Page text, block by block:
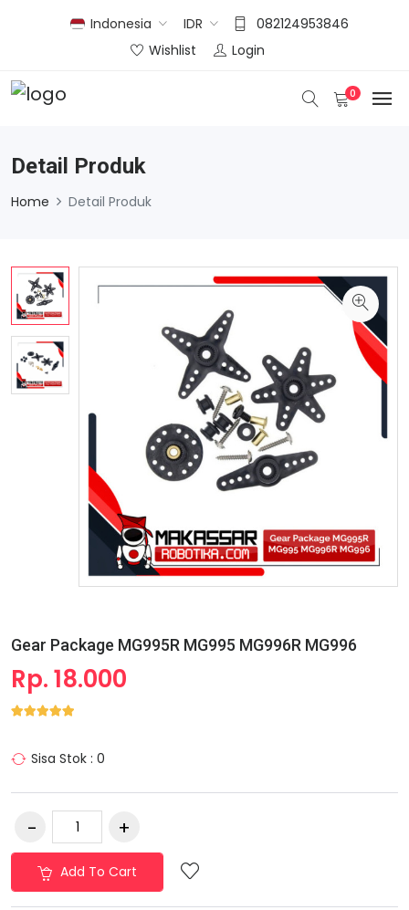
Indonesia IDR
082124953846
Wishlist
Login
0
Detail Produk
Home Detail Produk
Gear Package MG995R MG995 MG996R MG996
Rp. 18.000
Sisa Stok : 0
Add To Cart